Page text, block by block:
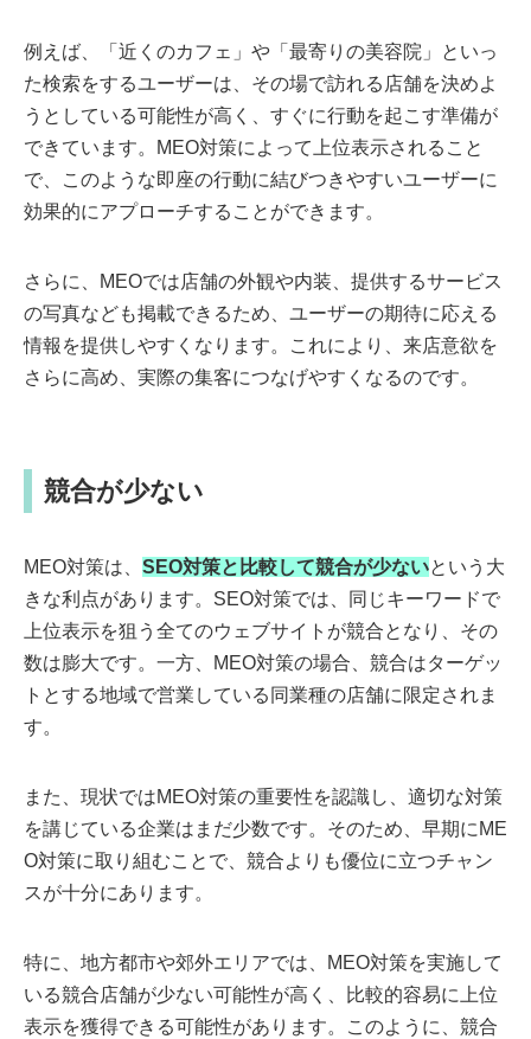
例えば、「近くのカフェ」や「最寄りの美容院」といっ
た検索をするユーザーは、その場で訪れる店舗を決めよ
うとしている可能性が高く、すぐに行動を起こす準備が
できています。MEO対策によって上位表示されること
で、このような即座の行動に結びつきやすいユーザーに
効果的にアプローチすることができます。
さらに、MEOでは店舗の外観や内装、提供するサービス
の写真なども掲載できるため、ユーザーの期待に応える
情報を提供しやすくなります。これにより、来店意欲を
さらに高め、実際の集客につなげやすくなるのです。
競合が少ない
MEO対策は、 SEO対策と比較して競合が少ないという大
きな利点があります。SEO対策では、同じキーワードで
上位表示を狙う全てのウェブサイトが競合となり、その
数は膨大です。一方、MEO対策の場合、競合はターゲッ
トとする地域で営業している同業種の店舗に限定されま
す。
また、現状ではMEO対策の重要性を認識し、適切な対策
を講じている企業はまだ少数です。そのため、早期にME
O対策に取り組むことで、競合よりも優位に立つチャン
スが十分にあります。
特に、地方都市や郊外エリアでは、MEO対策を実施して
いる競合店舗が少ない可能性が高く、比較的容易に上位
表示を獲得できる可能性があります。このように、競合